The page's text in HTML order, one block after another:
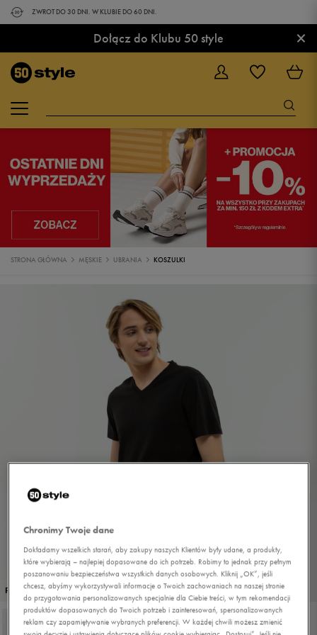
ZWROT DO 30 DNI. W KLUBIE DO 60 DNI.
Dołącz do Klubu 50 style ×
STRONA GŁÓWNA MĘSKIE UBRANIA KOSZULKI
PROMO: DO -30%
Chronimy Twoje dane
Dokładamy wszelkich starań, aby zakupy naszych Klientów były udane, a produkty,
które wybierają – najlepiej dopasowane do ich potrzeb. Robimy to jednak przy pełnym
poszanowaniu bezpieczeństwa wszystkich danych osobowych. Kliknij „OK”, jeśli
chcesz, abyśmy wykorzystywali informacje o Twoich zachowaniach na naszej stronie
do przygotowania personalizowanych specjalnie dla Ciebie treści, w tym rekomendacji
produktów dopasowanych do Twoich potrzeb i zainteresowań, spersonalizowanych
reklam czy zapamiętywanie wybranych preferencji. W każdej chwili możesz zmienić